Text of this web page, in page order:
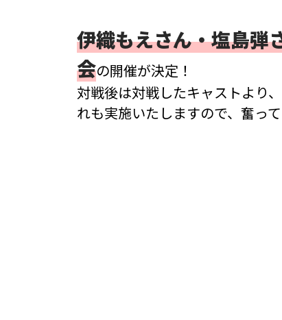
伊織もえさん・塩島弾
会の開催が決定！
対戦後は対戦したキャストより
れも実施いたしますので、奮っ